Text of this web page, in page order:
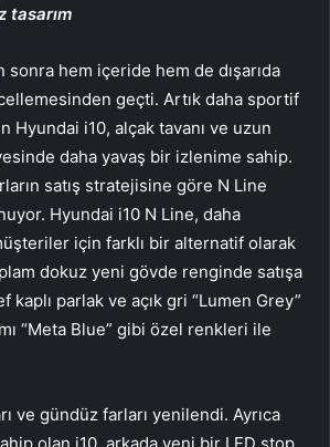
tasarım
sonra hem içeride hem de dışarıda
geçti. Artık daha sportif
Hyundai i10, alçak tavanı ve uzun
daha yavaş bir izlenime sahip.
satış stratejisine göre N Line
Hyundai i10 N Line, daha
için farklı bir alternatif olarak
dokuz yeni gövde renginde satışa
kaplı parlak ve açık gri “Lumen Grey”
“Meta Blue” gibi özel renkleri ile
ve gündüz farları yenilendi. Ayrıca
olan i10, arkada yeni bir LED stop